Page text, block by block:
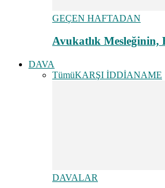
GEÇEN HAFTADAN
Avukatlık Mesleğinin,
DAVA
TümüKARŞI İDDİANAME
DAVALAR